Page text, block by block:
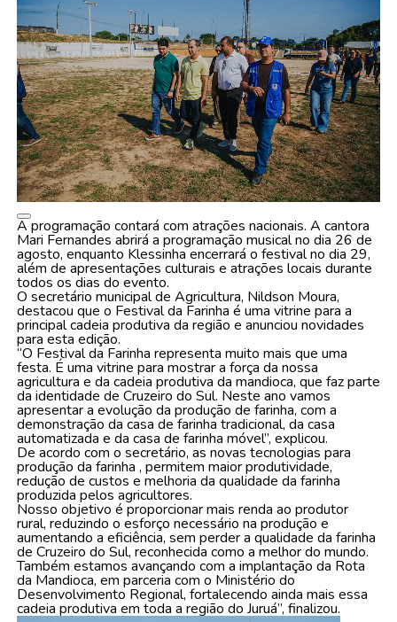
A programação contará com atrações nacionais. A cantora
Mari Fernandes abrirá a programação musical no dia 26 de
agosto, enquanto Klessinha encerrará o festival no dia 29,
além de apresentações culturais e atrações locais durante
todos os dias do evento.
O secretário municipal de Agricultura, Nildson Moura,
destacou que o Festival da Farinha é uma vitrine para a
principal cadeia produtiva da região e anunciou novidades
para esta edição.
“O Festival da Farinha representa muito mais que uma
festa. É uma vitrine para mostrar a força da nossa
agricultura e da cadeia produtiva da mandioca, que faz parte
da identidade de Cruzeiro do Sul. Neste ano vamos
apresentar a evolução da produção de farinha, com a
demonstração da casa de farinha tradicional, da casa
automatizada e da casa de farinha móvel”, explicou.
De acordo com o secretário, as novas tecnologias para
produção da farinha , permitem maior produtividade,
redução de custos e melhoria da qualidade da farinha
produzida pelos agricultores.
Nosso objetivo é proporcionar mais renda ao produtor
rural, reduzindo o esforço necessário na produção e
aumentando a eficiência, sem perder a qualidade da farinha
de Cruzeiro do Sul, reconhecida como a melhor do mundo.
Também estamos avançando com a implantação da Rota
da Mandioca, em parceria com o Ministério do
Desenvolvimento Regional, fortalecendo ainda mais essa
cadeia produtiva em toda a região do Juruá”, finalizou.